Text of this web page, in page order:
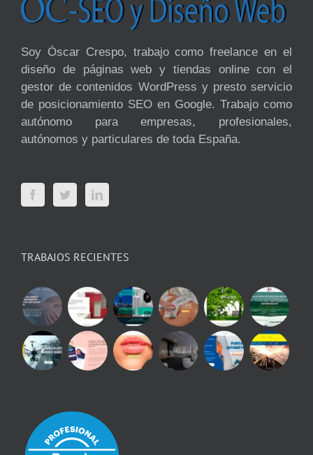
Soy Óscar Crespo, trabajo como freelance en el
diseño de páginas web y tiendas online con el
gestor de contenidos WordPress y presto servicio
de posicionamiento SEO en Google. Trabajo como
autónomo para empresas, profesionales,
autónomos y particulares de toda España.
TRABAJOS RECIENTES